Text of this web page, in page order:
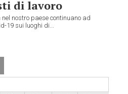
di lavoro
nostro paese continuano ad
19 sui luoghi di...